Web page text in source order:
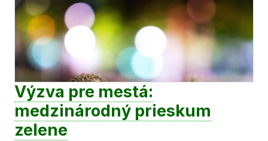
Výzva pre mestá:
medzinárodný prieskum
zelene